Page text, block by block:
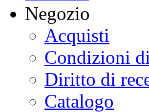
Negozio
Acquisti
Condizioni
Diritto di
Catalogo